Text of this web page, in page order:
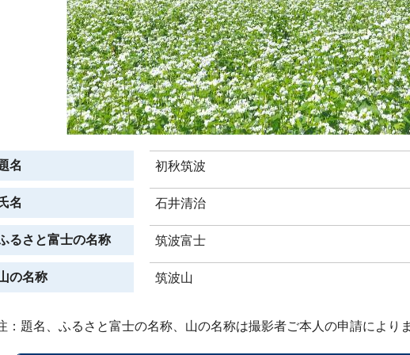
名 初秋筑波
氏名 石井清治
るさと富士の名称 筑波富士
の名称 筑波山
：題名、ふるさと富士の名称、山の名称は撮影者ご本人の申請により